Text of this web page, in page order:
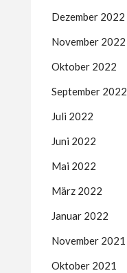
Dezember 2022
November 2022
Oktober 2022
September 2022
Juli 2022
Juni 2022
Mai 2022
März 2022
Januar 2022
November 2021
Oktober 2021